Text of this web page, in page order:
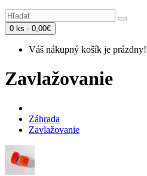
0 ks - 0,00€
Váš nákupný košík je prázdny!
Zavlažovanie
Záhrada
Zavlažovanie